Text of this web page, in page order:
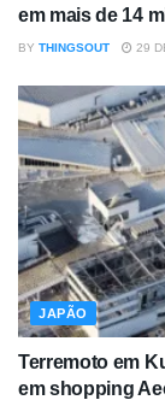
em mais de 14
BY THINGSOUT 29
JAPÃO
Terremoto em
em shopping